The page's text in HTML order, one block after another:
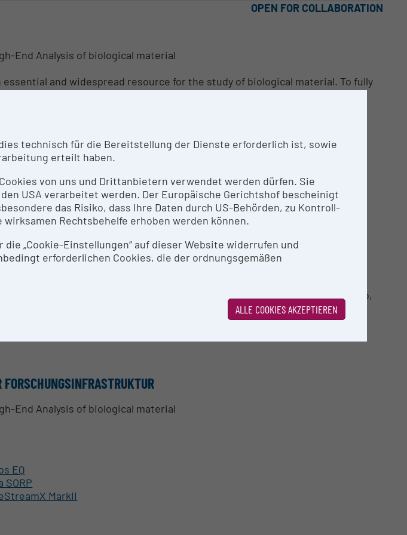
OPEN FOR COLLABORATION
End Analysis of biological material
and widespread resource for the study of biological material. To fully
and expertise is needed but this is not always available. For this
sorting, sorting rate up to 70.000 events/sec
into single cell populations for further experiments e.g. cell cloning
conditions in tubes, plates, slides ...
that can be used for off-line analysis Software packages: Diva, Kaluza, FlowJo,
End Analysis of biological material
EQ
SORP
MarkII
technisch für die Bereitstellung der Dienste erforderlich ist, sowie
erteilt haben.
von uns und Drittanbietern verwendet werden dürfen. Sie
USA verarbeitet werden. Der Europäische Gerichtshof bescheinigt
das Risiko, dass Ihre Daten durch US-Behörden, zu Kontroll-
Rechtsbehelfe erhoben werden können.
„Cookie-Einstellungen“ auf dieser Website widerrufen und
erforderlichen Cookies, die der ordnungsgemäßen
ALLE COOKIES AKZEPTIEREN